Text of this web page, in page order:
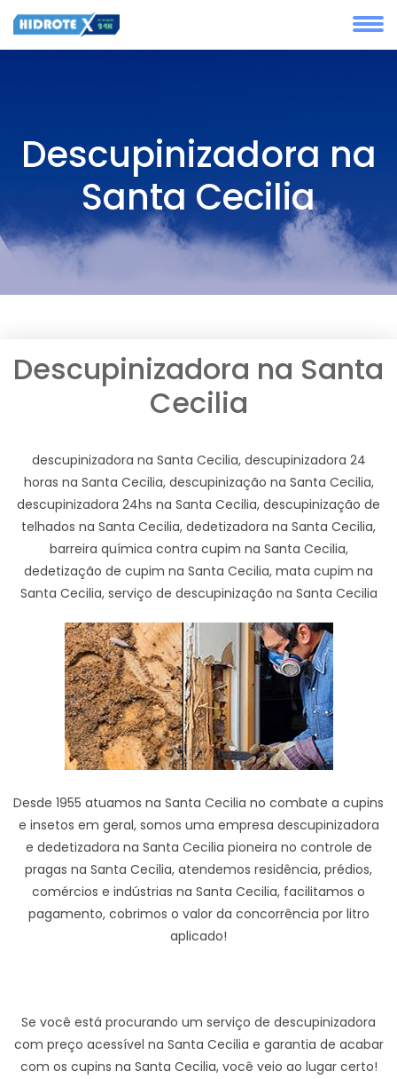
Descupinizadora na
Santa Cecilia
Descupinizadora na Santa
Cecilia
descupinizadora na Santa Cecilia, descupinizadora 24
horas na Santa Cecilia, descupinização na Santa Cecilia,
descupinizadora 24hs na Santa Cecilia, descupinização de
telhados na Santa Cecilia, dedetizadora na Santa Cecilia,
barreira química contra cupim na Santa Cecilia,
dedetização de cupim na Santa Cecilia, mata cupim na
Santa Cecilia, serviço de descupinização na Santa Cecilia
Desde 1955 atuamos na Santa Cecilia no combate a cupins
e insetos em geral, somos uma empresa descupinizadora
e dedetizadora na Santa Cecilia pioneira no controle de
pragas na Santa Cecilia, atendemos residência, prédios,
comércios e indústrias na Santa Cecilia, facilitamos o
pagamento, cobrimos o valor da concorrência por litro
aplicado!
Se você está procurando um serviço de descupinizadora
com preço acessível na Santa Cecilia e garantia de acabar
com os cupins na Santa Cecilia, você veio ao lugar certo!